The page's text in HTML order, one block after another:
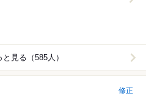
見る（585人）
修正